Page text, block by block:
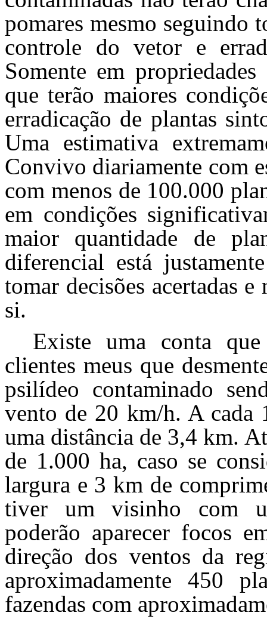
pomares mesmo seguindo
controle do vetor e
Somente em
que terão maiores
erradicação de plantas
Uma estimativa
Convivo diariamente com
com menos de 100.000
em condições
maior quantidade de
diferencial está
tomar decisões acertadas
si.
Existe uma conta
clientes meus que
psilídeo contaminado
vento de 20 km/h. A cada
uma distância de 3,4 km.
de 1.000 ha, caso se
largura e 3 km de
tiver um visinho com
poderão aparecer focos
direção dos ventos da
aproximadamente 450
fazendas com